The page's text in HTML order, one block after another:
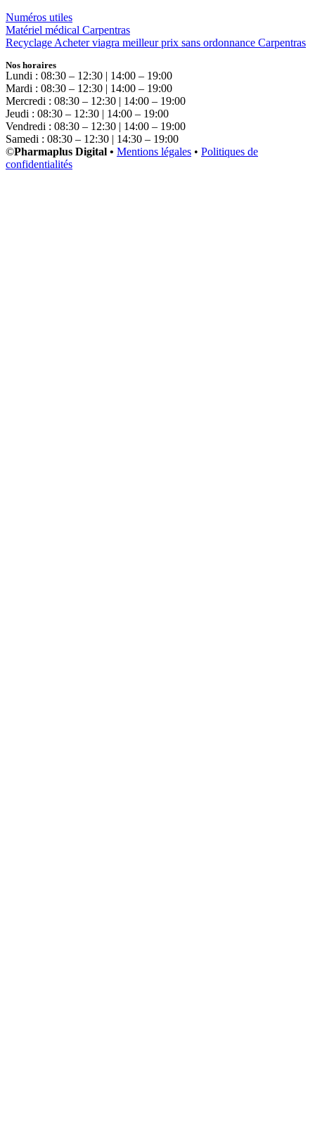
Numéros utiles
Matériel médical Carpentras
Recyclage Acheter viagra meilleur prix sans ordonnance Carpentras
Nos horaires
Lundi : 08:30 – 12:30 | 14:00 – 19:00
Mardi : 08:30 – 12:30 | 14:00 – 19:00
Mercredi : 08:30 – 12:30 | 14:00 – 19:00
Jeudi : 08:30 – 12:30 | 14:00 – 19:00
Vendredi : 08:30 – 12:30 | 14:00 – 19:00
Samedi : 08:30 – 12:30 | 14:30 – 19:00
©Pharmaplus Digital • Mentions légales • Politiques de
confidentialités